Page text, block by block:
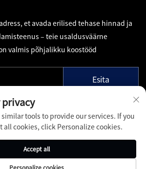
et avada erilised tehase hinnad ja
– teie usaldusväärne
valmis põhjalikku koostööd
Esita
Pinfang Chuangfu Technology Co.,
kaitstud -
privacy
tools to provide our services. If you
cookies, click Personalize cookies.
Personalize cookies
Accept all